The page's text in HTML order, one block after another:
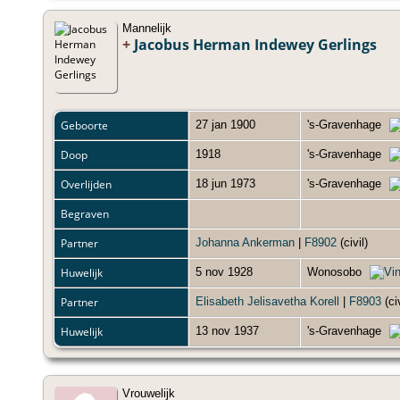
Mannelijk
+ Jacobus Herman Indewey Gerlings
Geboorte 27 jan 1900 's-Gravenhage
Doop 1918 's-Gravenhage
Overlijden 18 jun 1973 's-Gravenhage
Begraven
Partner
Johanna Ankerman F8902 (civil)
Huwelijk 5 nov 1928 Wonosobo
Partner Elisabeth Jelisavetha Korell F8903
Huwelijk 13 nov 1937 's-Gravenhage
Vrouwelijk